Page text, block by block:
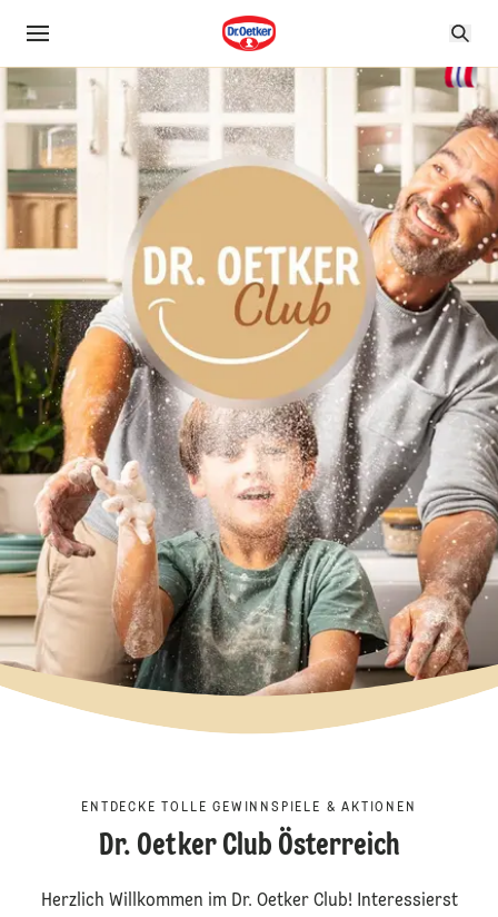
ENTDECKE TOLLE GEWINNSPIELE & AKTIONEN
Dr. Oetker Club Österreich
Herzlich Willkommen im Dr. Oetker Club! Interessierst